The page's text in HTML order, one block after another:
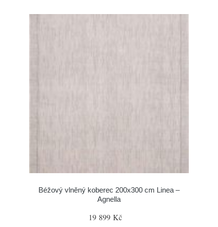
Béžový vlněný koberec 200x300 cm Linea –
Agnella
19 899 Kč